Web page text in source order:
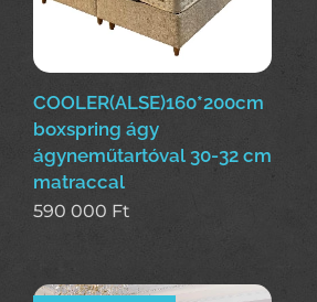
COOLER(ALSE)160*200cm
boxspring ágy
ágyneműtartóval 30-32 cm
matraccal
590 000 Ft